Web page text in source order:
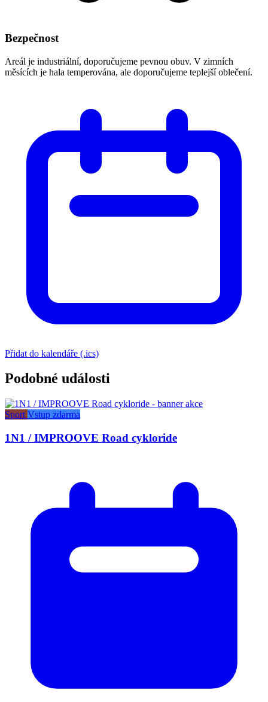
Bezpečnost
Areál je industriální, doporučujeme pevnou obuv. V zimních
měsících je hala temperována, ale doporučujeme teplejší oblečení.
Přidat do kalendáře (.ics)
Podobné události
Sport Vstup zdarma
1N1 / IMPROOVE Road cykloride